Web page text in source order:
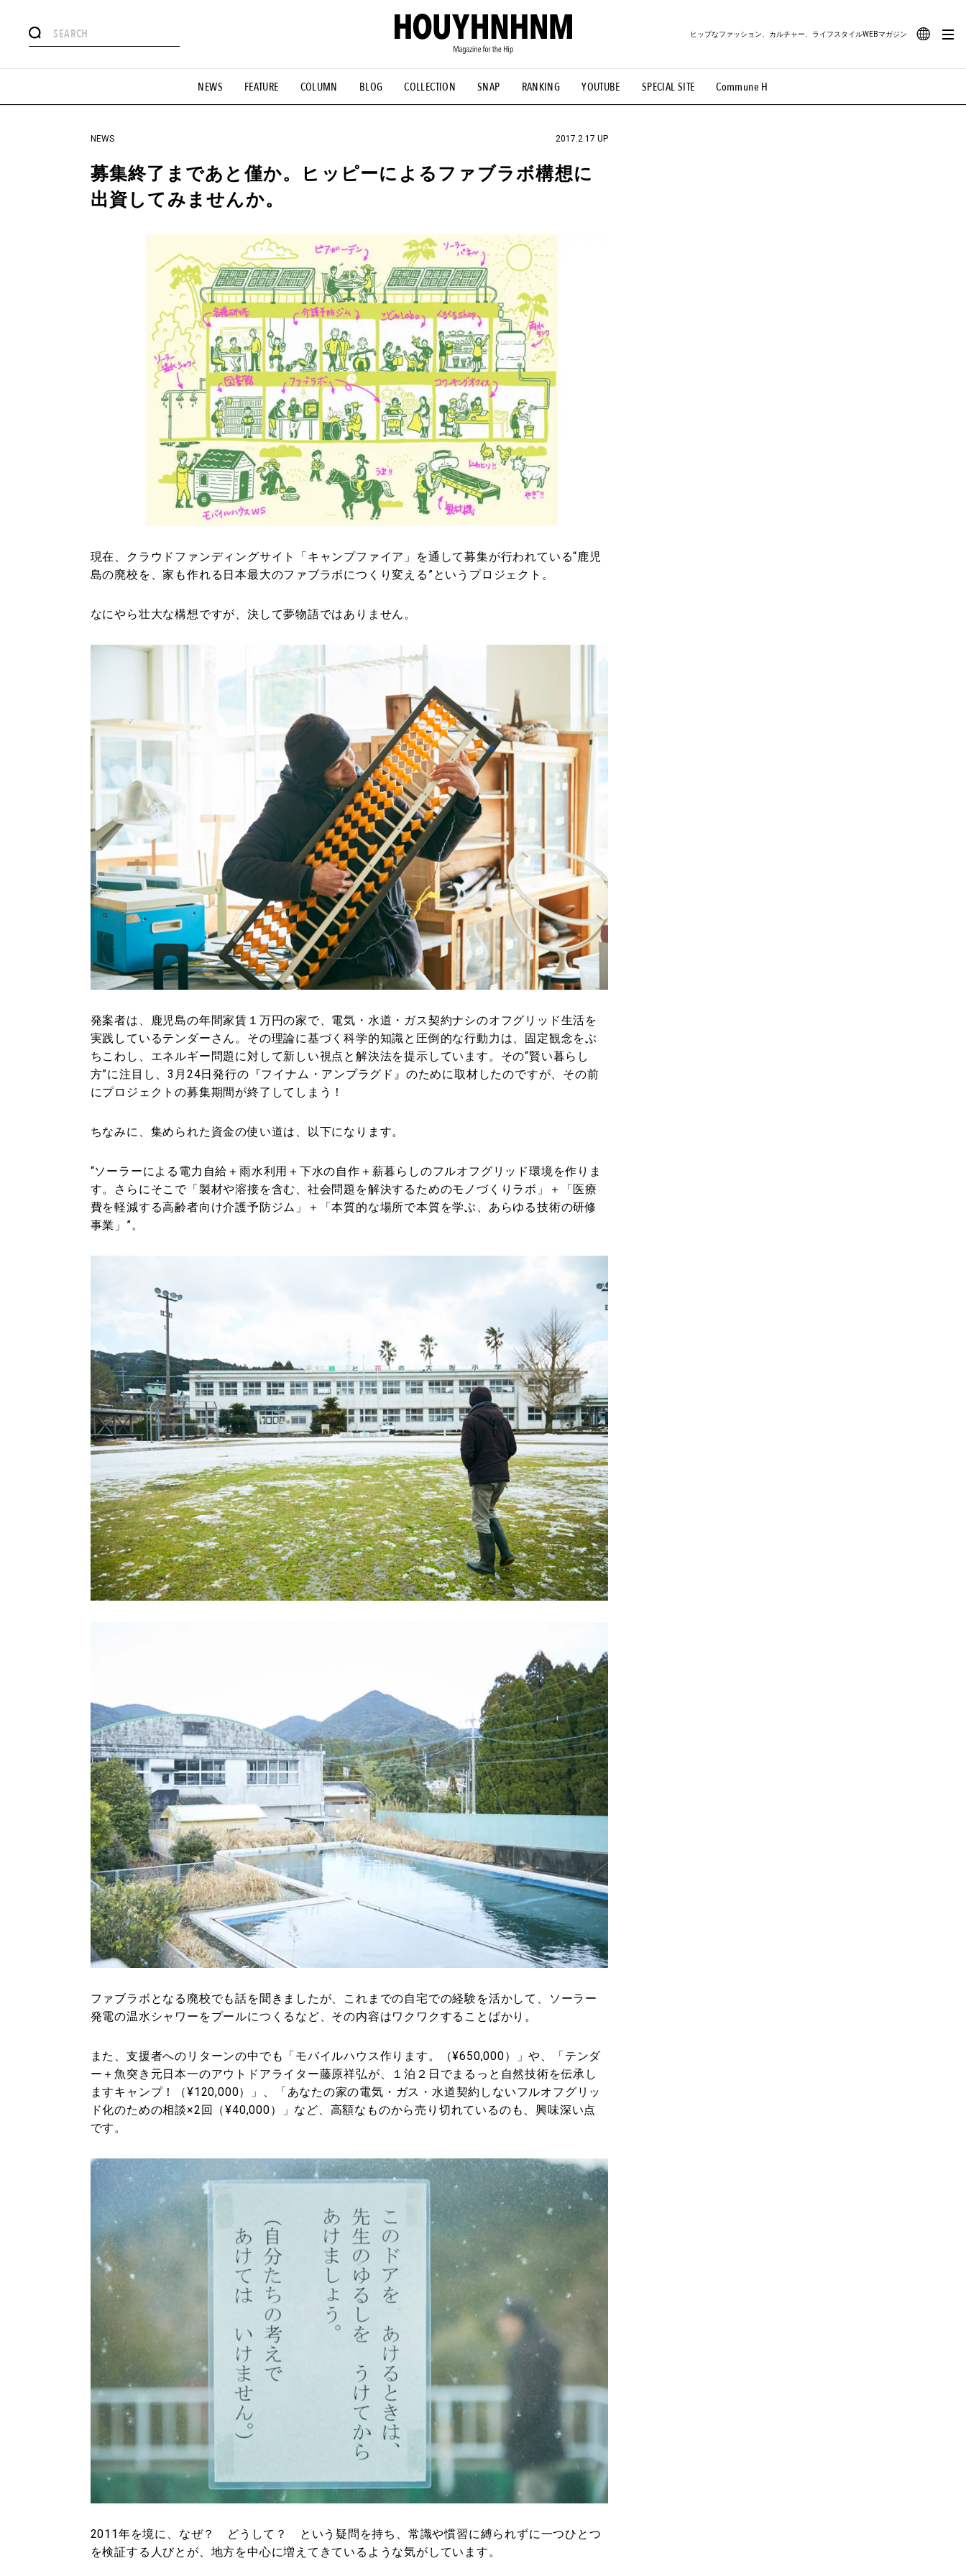
NEWS FEATURE COLUMN BLOG COLLECTION SNAP RANKING YOUTUBE SPECIAL SITE Commune H
ヒップなファッション、カルチャー、ライフスタイルWEBマガジン
#憧れの逸品 #ESSENTIAL DESIGNS #古着サミット #NEW VINTAGE #マイナーグッド図鑑 #路地裏てぃーん。 #MONTHLY JOURNAL
#GH 銘品の所以 #フイナムのYouTube #Commune H #FOCUS IT #AH.H #ととけん #FASHION #MUSIC #MOVIE #LIFESTYLE #SNEAKER #OUTDOOR
#HANDSOME HANDBOOK
NEWS 2017.2.17 UP
募集終了まであと僅か。ヒッピーによるファブラボ構想に
出資してみませんか。
現在、クラウドファンディングサイト「キャンプファイア」を通して募集が行われている“鹿児
島の廃校を、家も作れる日本最大のファブラボにつくり変える”というプロジェクト。
なにやら壮大な構想ですが、決して夢物語ではありません。
発案者は、鹿児島の年間家賃１万円の家で、電気・水道・ガス契約ナシのオフグリッド生活を
実践しているテンダーさん。その理論に基づく科学的知識と圧倒的な行動力は、固定観念をぶ
ちこわし、エネルギー問題に対して新しい視点と解決法を提示しています。その“賢い暮らし
方”に注目し、3月24日発行の『フイナム・アンプラグド』のために取材したのですが、その前
にプロジェクトの募集期間が終了してしまう！
ちなみに、集められた資金の使い道は、以下になります。
“ソーラーによる電力自給＋雨水利用＋下水の自作＋薪暮らしのフルオフグリッド環境を作りま
す。さらにそこで「製材や溶接を含む、社会問題を解決するためのモノづくりラボ」＋「医療
費を軽減する高齢者向け介護予防ジム」＋「本質的な場所で本質を学ぶ、あらゆる技術の研修
事業」”。
ファブラボとなる廃校でも話を聞きましたが、これまでの自宅での経験を活かして、ソーラー
発電の温水シャワーをプールにつくるなど、その内容はワクワクすることばかり。
また、支援者へのリターンの中でも「モバイルハウス作ります。（¥650,000）」や、「テンダ
ー＋魚突き元日本一のアウトドアライター藤原祥弘が、１泊２日でまるっと自然技術を伝承し
ますキャンプ！（¥120,000）」、「あなたの家の電気・ガス・水道契約しないフルオフグリッ
ド化のための相談×2回（¥40,000）」など、高額なものから売り切れているのも、興味深い点
です。
2011年を境に、なぜ？ どうして？ という疑問を持ち、常識や慣習に縛られずに一つひとつ
を検証する人びとが、地方を中心に増えてきているような気がしています。